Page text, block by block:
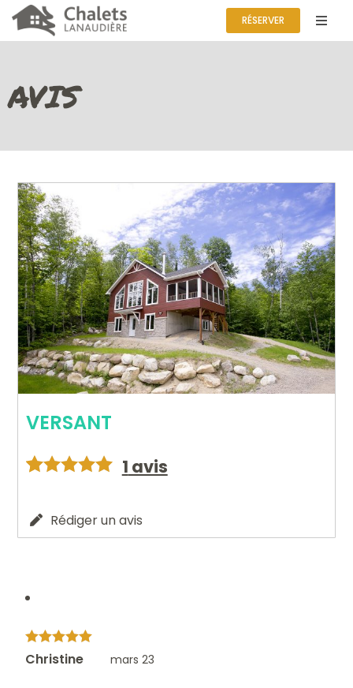
RÉSERVER
AVIS
VERSANT
1 avis
Rédiger un avis
Note5sur
Christine mars 23